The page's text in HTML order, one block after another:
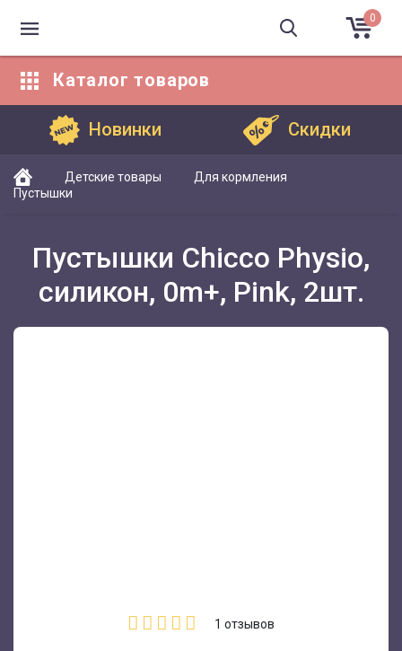
0
Каталог товаров
Новинки Скидки
Детские товары
Для кормления
Пустышки
Пустышки Chicco Physio,
силикон, 0m+, Pink, 2шт.
1 отзывов